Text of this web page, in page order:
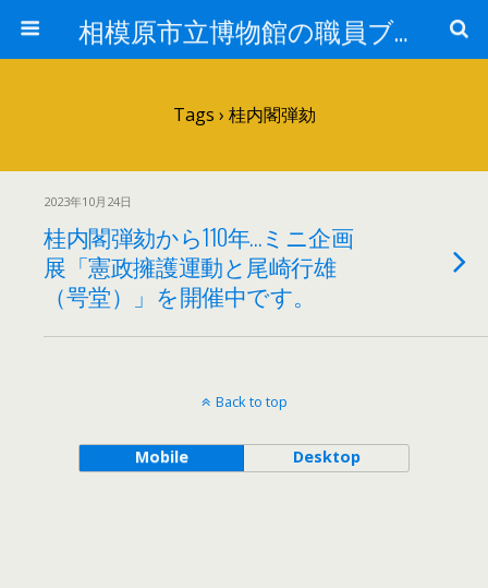
相模原市立博物館の職員ブログ
Tags › 桂内閣弾劾
2023年10月24日
桂内閣弾劾から110年…ミニ企画
展「憲政擁護運動と尾崎行雄
（咢堂）」を開催中です。
Back to top
Mobile Desktop